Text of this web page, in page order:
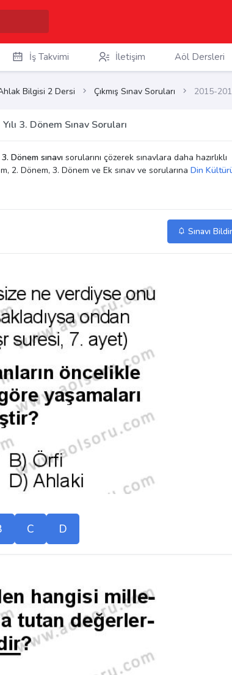
İş Takvimi İletişim Aöl Dersleri
Bilgisi 2 Dersi Çıkmış Sınav Soruları 2015-
3. Dönem Sınav Soruları
3. Dönem sınavı sorularını çözerek sınavlara daha hazırlıklı
2. Dönem, 3. Dönem ve Ek sınav ve sorularına Din
Sınavı Bildir
C D